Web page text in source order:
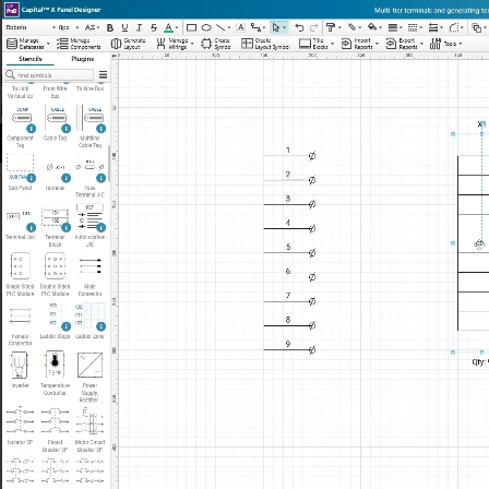
Home Benefits
Blog
Tour Help Videos API
Português
Sign Up
Launch App
Por que Capital X Panel Designer
Benefícios impressionantes
As vantagens da nuvem
Custo significativamente mais baixo
Software local (privacidade offline)
Benefícios
Sem configuração e instalações,
apenas arrastar e soltar